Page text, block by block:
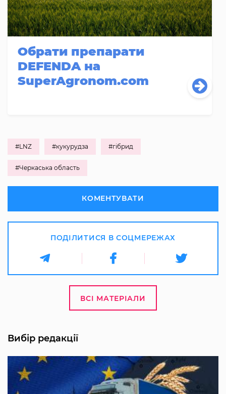
Обрати препарати
DEFENDA на
SuperAgronom.com
#LNZ #кукурудза #гібрид
#Черкаська область
КОМЕНТУВАТИ
ПОДІЛИТИСЯ В СОЦМЕРЕЖАХ
ВСІ МАТЕРІАЛИ
Вибір редакції